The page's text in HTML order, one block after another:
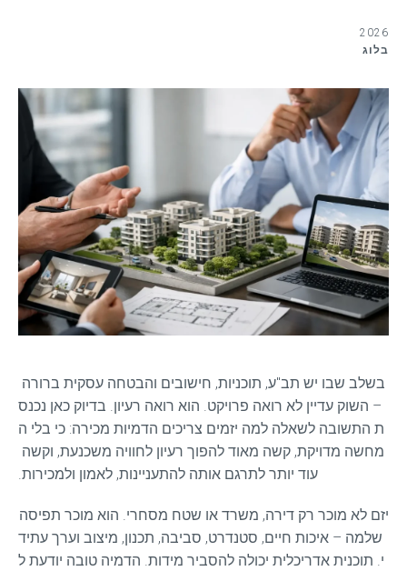
2026
בלוג
– השוק עדיין לא רואה פרויקט. הוא רואה רעיון. בדיוק כאן נכנס
ת התשובה לשאלה למה יזמים צריכים הדמיות מכירה: כי בלי ה
עוד יותר לתרגם אותה להתעניינות, לאמון ולמכירות.
שלמה – איכות חיים, סטנדרט, סביבה, תכנון, מיצוב וערך עתיד
י. תוכנית אדריכלית יכולה להסביר מידות. הדמיה טובה יודעת ל